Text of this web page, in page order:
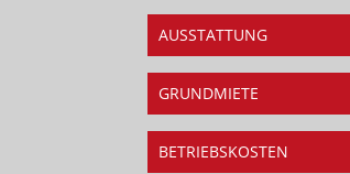
AUSSTATTUNG
GRUNDMIETE
BETRIEBSKOSTEN